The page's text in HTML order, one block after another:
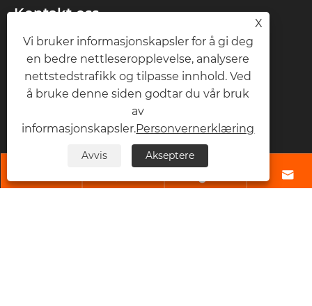
Kontakt oss
Telefon
+86-15958291731
+86-15958291731

X
Vi bruker informasjonskapsler for å gi deg
en bedre nettleseropplevelse, analysere
nettstedstrafikk og tilpasse innhold. Ved
å bruke denne siden godtar du vår bruk
av
informasjonskapsler.Personvernerklæring
Avvis Akseptere